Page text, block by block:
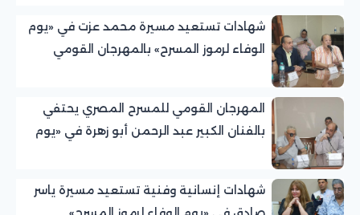
شهادات تستعيد مسيرة محمد عزت في «يوم
الوفاء لرموز المسرح» بالمهرجان القومي
المهرجان القومي للمسرح المصري يحتفي
بالفنان الكبير عبد الرحمن أبو زهرة في «يوم
شهادات إنسانية وفنية تستعيد مسيرة ياسر